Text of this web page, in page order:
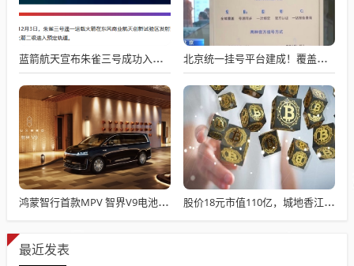
蓝箭航天宣布朱雀三号成功入轨，技术突破五大项，深入排查回收失败原因 北京统一挂号平台建成！覆盖近300家二三甲医院号源
鸿蒙智行首款MPV 智界V9电池信息曝光：WLTC最远续航223km 股价18元市值110亿，城地香江却被查出连续7季财报失真
最近发表